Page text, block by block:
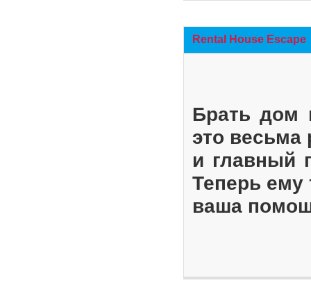
Rental House Escape
Брать дом
это весьма
и главный
Теперь ему
ваша